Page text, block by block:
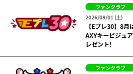
ファンクラブ
2026/08/01 (土)
【Eプレ30】8
AXYキービジュ
レゼント!
ファンクラブ